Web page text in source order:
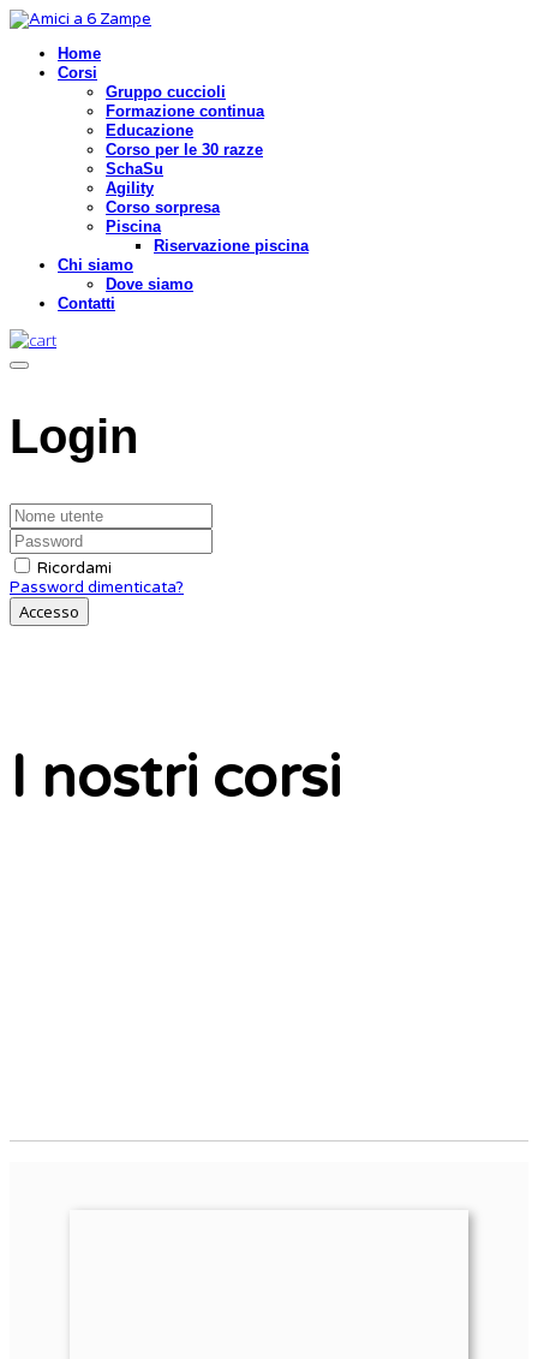
Home
Corsi
Gruppo cuccioli
Formazione continua
Educazione
Corso per le 30 razze
SchaSu
Agility
Corso sorpresa
Piscina
Riservazione piscina
Chi siamo
Dove siamo
Contatti
Login
Ricordami
Password dimenticata?
Accesso
I nostri corsi